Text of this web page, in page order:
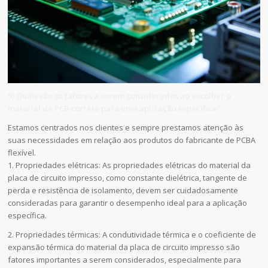
Estamos centrados nos clientes e sempre prestamos atenção às
suas necessidades em relação aos produtos do fabricante de PCBA
flexível.
1. Propriedades elétricas: As propriedades elétricas do material da
placa de circuito impresso, como constante dielétrica, tangente de
perda e resistência de isolamento, devem ser cuidadosamente
consideradas para garantir o desempenho ideal para a aplicação
específica.
2. Propriedades térmicas: A condutividade térmica e o coeficiente de
expansão térmica do material da placa de circuito impresso são
fatores importantes a serem considerados, especialmente para